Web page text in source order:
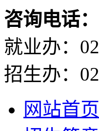
咨询电话：
就业办：
招生办：
网站首页